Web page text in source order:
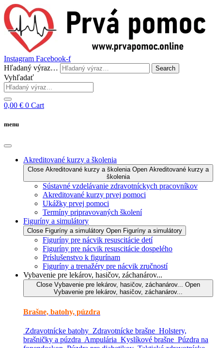
Instagram Facebook-f
Hľadaný výraz…
Search
Vyhľadať
0,00 € 0 Cart
menu
Akreditované kurzy a školenia
Close Akreditované kurzy a školenia Open Akreditované kurzy a
školenia
Sústavné vzdelávanie zdravotníckych pracovníkov
Akreditované kurzy prvej pomoci
Ukážky prvej pomoci
Termíny pripravovaných školení
Figuríny a simulátory
Close Figuríny a simulátory Open Figuríny a simulátory
Figuríny pre nácvik resuscitácie detí
Figuríny pre nácvik resuscitácie dospelého
Príslušenstvo k figurínam
Figuríny a trenažéry pre nácvik zručností
Vybavenie pre lekárov, hasičov, záchanárov...
Close Vybavenie pre lekárov, hasičov, záchanárov... Open
Vybavenie pre lekárov, hasičov, záchanárov...
Brašne, batohy, púzdra
Zdravotnícke batohy Zdravotnícke brašne Holstery,
brašničky a púzdra Ampulária Kyslíkové brašne Púzdra na